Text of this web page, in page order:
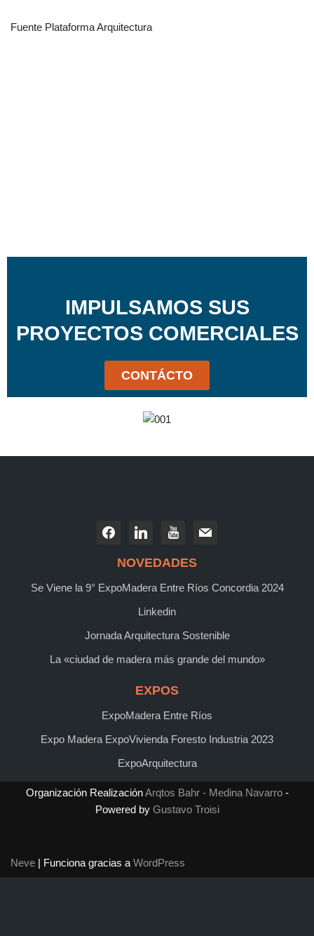
Fuente Plataforma Arquitectura
IMPULSAMOS SUS
PROYECTOS COMERCIALES
CONTÁCTO
NOVEDADES
Se Viene la 9° ExpoMadera Entre Ríos Concordia 2024
Linkedin
Jornada Arquitectura Sostenible
La «ciudad de madera más grande del mundo»
EXPOS
ExpoMadera Entre Ríos
Expo Madera ExpoVivienda Foresto Industria 2023
ExpoArquitectura
Organización RealizaciónArqtos Bahr - Medina Navarro-
Powered by Gustavo Troisi
Neve | Funciona gracias a WordPress